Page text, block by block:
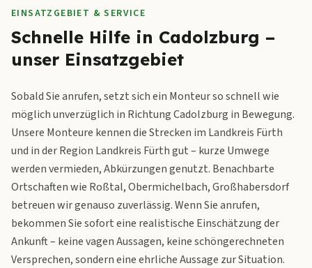
EINSATZGEBIET & SERVICE
Schnelle Hilfe in Cadolzburg –
unser Einsatzgebiet
Sobald Sie anrufen, setzt sich ein Monteur so schnell wie
möglich unverzüglich in Richtung Cadolzburg in Bewegung.
Unsere Monteure kennen die Strecken im Landkreis Fürth
und in der Region Landkreis Fürth gut – kurze Umwege
werden vermieden, Abkürzungen genutzt. Benachbarte
Ortschaften wie Roßtal, Obermichelbach, Großhabersdorf
betreuen wir genauso zuverlässig. Wenn Sie anrufen,
bekommen Sie sofort eine realistische Einschätzung der
Ankunft – keine vagen Aussagen, keine schöngerechneten
Versprechen, sondern eine ehrliche Aussage zur Situation.